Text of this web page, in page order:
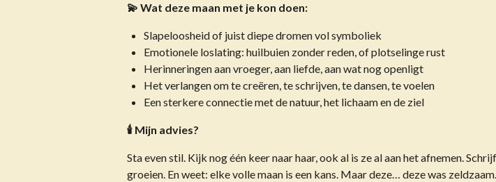
💫 Wat deze maan met je kon doen:
Slapeloosheid of juist diepe dromen vol symboliek
Emotionele loslating: huilbuien zonder reden, of plotselinge rust
Herinneringen aan vroeger, aan liefde, aan wat nog openligt
Het verlangen om te creëren, te schrijven, te dansen, te voelen
Een sterkere connectie met de natuur, het lichaam en de ziel
🕯️ Mijn advies?
Sta even stil. Kijk nog één keer naar haar, ook al is ze al aan het afnemen.
groeien. En weet: elke volle maan is een kans. Maar deze… deze was